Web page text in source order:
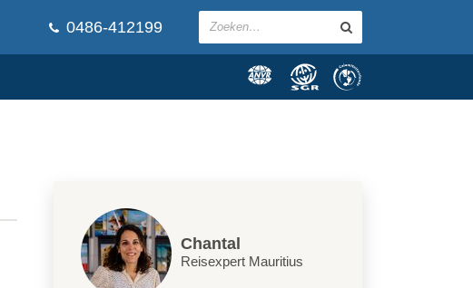
0486-412199
Chantal
Reisexpert Mauritius